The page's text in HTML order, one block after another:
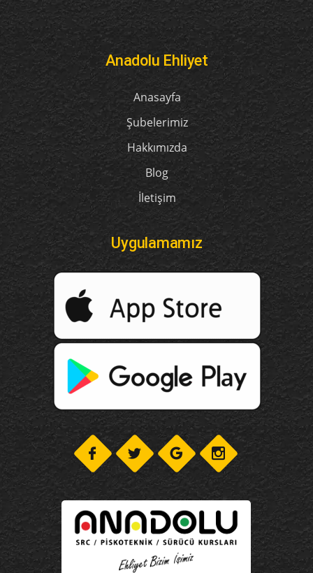
Anadolu Ehliyet
Anasayfa
Şubelerimiz
Hakkımızda
Blog
İletişim
Uygulamamız